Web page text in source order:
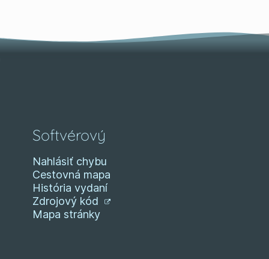
Softvérový
Nahlásiť chybu
Cestovná mapa
História vydaní
Zdrojový kód
Mapa stránky